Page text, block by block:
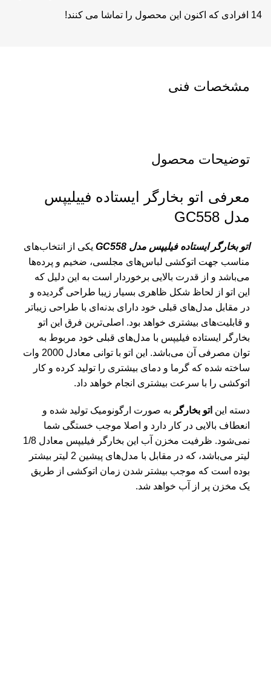
14 افرادی که اکنون این محصول را تماشا می کنند!
توضیحات محصول
معرفی اتو بخارگر ایستاده فییلیپس
مدل GC558
اتو بخارگر ایستاده فیلیپس مدل GC558
یکی از انتخاب‌های
مناسب جهت اتوکشی لباس‌های مجلسی، ضخیم و پرده‌ها
می‌باشد و از قدرت بالایی برخوردار است به این دلیل که
این اتو از لحاظ شکل ظاهری بسیار زیبا طراحی گردیده و
در مقابل مدل‌های قبلی خود دارای بدنه‌ای با طراحی زیباتر
و قابلیت‌های بیشتری خواهد بود. اصلی‌ترین فرق این اتو
بخارگر ایستاده فیلیپس با مدل‌های قبلی خود مربوط به
توان مصرفی آن می‌باشد. این اتو با توانی معادل 2000 وات
ساخته شده که گرما و دمای بیشتری را تولید کرده و کار
اتوکشی را با سرعت بیشتری انجام خواهد داد.
دسته این اتو بخارگر به صورت ارگونومیک تولید شده و
انعطاف بالایی در کار دارد و اصلا موجب خستگی شما
نمی‌شود. ظرفیت مخزن آب این بخارگر فیلیپس معادل 1/8
لیتر می‌باشد، که در مقابل با مدل‌های پیشین 2 لیتر بیشتر
بوده است که موجب بیشتر شدن زمان اتوکشی از طریق
یک مخزن پر از آب خواهد شد.
مشخصات فنی